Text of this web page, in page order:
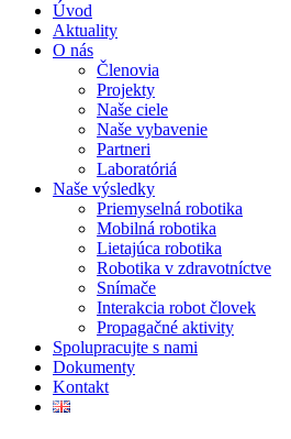
Úvod
Aktuality
O nás
Členovia
Projekty
Naše ciele
Naše vybavenie
Partneri
Laboratóriá
Naše výsledky
Priemyselná robotika
Mobilná robotika
Lietajúca robotika
Robotika v zdravotníctve
Snímače
Interakcia robot človek
Propagačné aktivity
Spolupracujte s nami
Dokumenty
Kontakt